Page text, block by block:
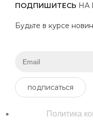
ПОДПИШИТЕСЬ НА
Будьте в курсе
подписаться
Политика